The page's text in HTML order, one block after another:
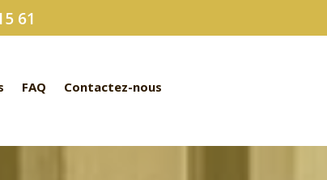
61
FAQ Contactez-nous